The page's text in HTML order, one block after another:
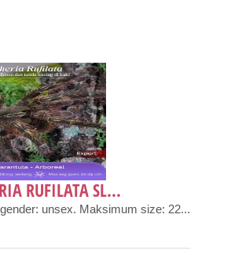
RUFILATA SL...
unsex. Maksimum size: 22...